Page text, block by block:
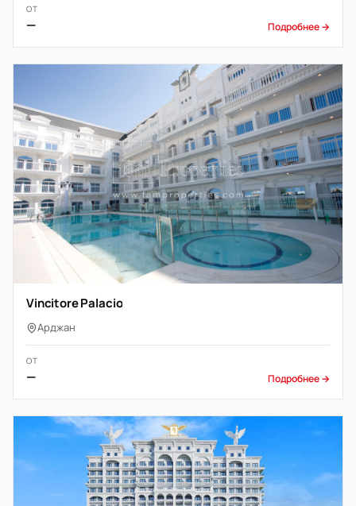
ОТ
— Подробнее →
Vincitore Palacio
Арджан
ОТ
— Подробнее →